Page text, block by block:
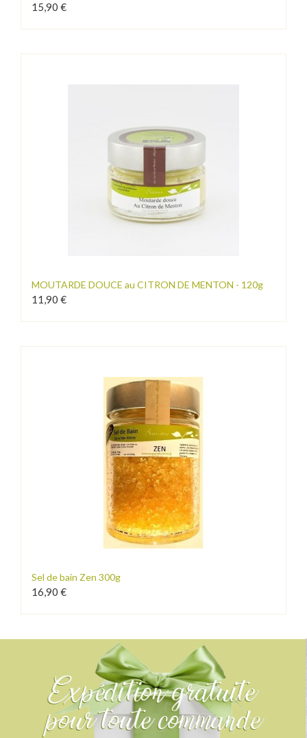
15,90 €
MOUTARDE DOUCE au CITRON DE MENTON - 120g
11,90 €
Sel de bain Zen 300g
16,90 €